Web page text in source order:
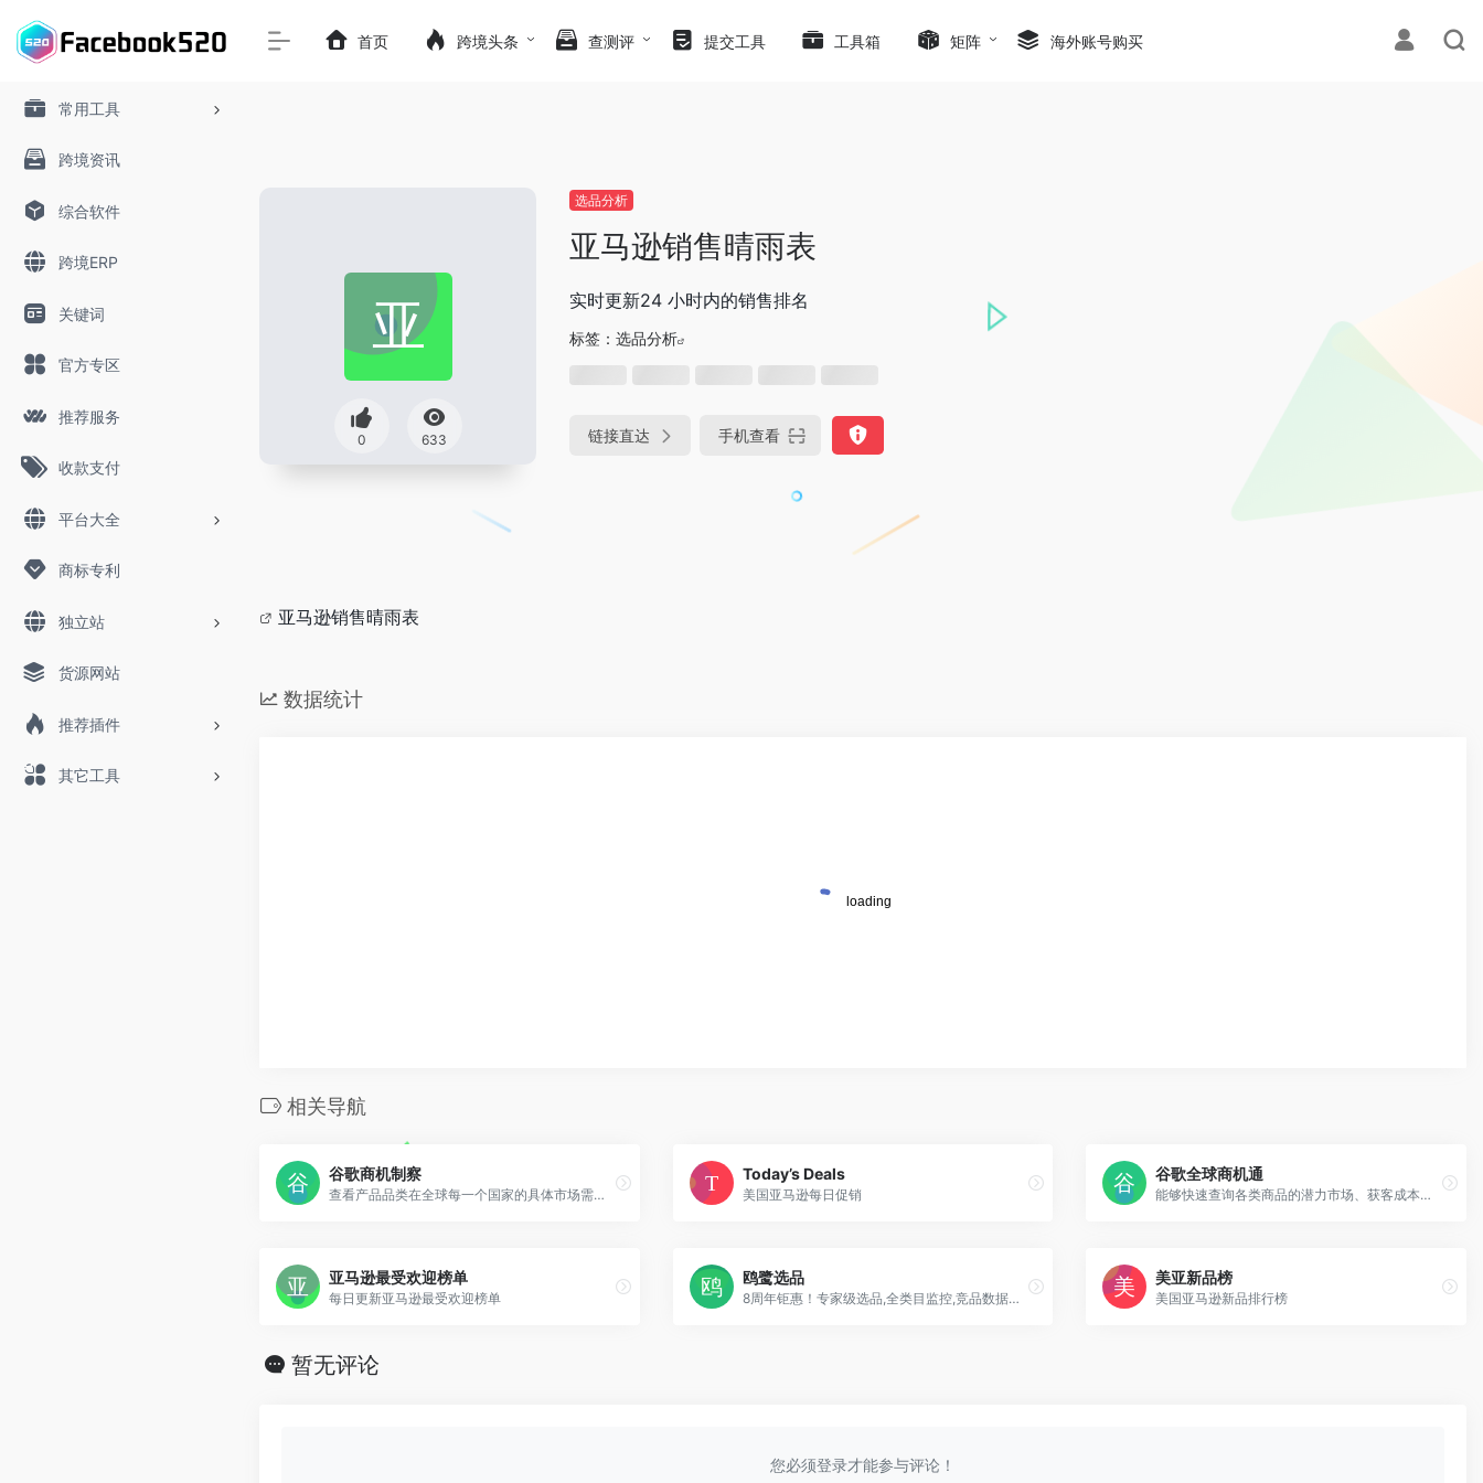
常用工具
跨境资讯
综合软件
跨境ERP
关键词
官方专区
推荐服务
收款支付
平台大全
商标专利
独立站
货源网站
推荐插件
其它工具
首页 跨境头条 查测评 提交工具 工具箱 矩阵 海外账号购买
0 633
选品分析
亚马逊销售晴雨表
实时更新24 小时内的销售排名
标签： 选品分析
链接直达 手机查看
亚马逊销售晴雨表
数据统计
相关导航
谷歌商机制察
查看产品品类在全球每一个国家的具体市场需求和容量
Today’s Deals
美国亚马逊每日促销
谷歌全球商机通
能够快速查询各类商品的潜力市场、获客成本、商业概况等实用数据。
亚马逊最受欢迎榜单
每日更新亚马逊最受欢迎榜单
鸥鹭选品
8周年钜惠！专家级选品,全类目监控,竞品数据深度透视
美亚新品榜
美国亚马逊新品排行榜
暂无评论
您必须登录才能参与评论！